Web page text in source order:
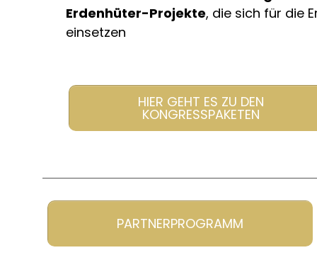
Erdenhüter-Projekte, die sich für die
einsetzen
HIER GEHT ES ZU DEN
KONGRESSPAKETEN
PARTNERPROGRAMM